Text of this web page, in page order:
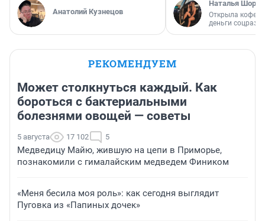
Анатолий Кузнецов
Наталья
Открыла
деньги
РЕКОМЕНДУЕМ
Может столкнуться каждый. Как
бороться с бактериальными
болезнями овощей — советы
5 августа 17 102 5
Медведицу Майю, жившую на цепи в Приморье,
познакомили с гималайским медведем Фиником
«Меня бесила моя роль»: как сегодня выглядит
Пуговка из «Папиных дочек»